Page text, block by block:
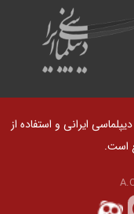
ایرانی و استفاده از
است.